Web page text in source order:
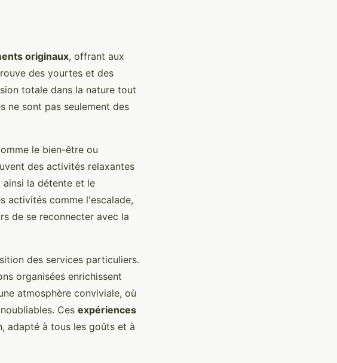
originaux, offrant aux
des yourtes et des
totale dans la nature tout
ne sont pas seulement des
le bien-être ou
des activités relaxantes
ainsi la détente et le
activités comme l'escalade,
de se reconnecter avec la
des services particuliers.
organisées enrichissent
atmosphère conviviale, où
Ces expériences
adapté à tous les goûts et à